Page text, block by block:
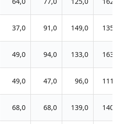
37,0 91,0 149,0 135,0
49,0 94,0 133,0 163,0
49,0 47,0 96,0 111,0
68,0 68,0 139,0 140,0